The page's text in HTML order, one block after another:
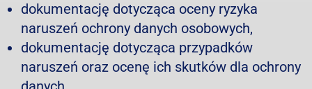
dokumentację dotycząca oceny ryzyka
naruszeń ochrony danych osobowych,
dokumentację dotycząca przypadków
naruszeń oraz ocenę ich skutków dla ochrony